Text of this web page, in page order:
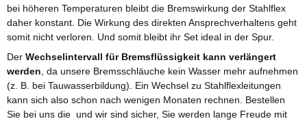
bei höheren Temperaturen bleibt die Bremswirkung der Stahlflex
daher konstant. Die Wirkung des direkten Ansprechverhaltens geht
somit nicht verloren. Und somit bleibt ihr Set ideal in der Spur.
Der Wechselintervall für Bremsflüssigkeit kann verlängert
werden, da unsere Bremsschläuche kein Wasser mehr aufnehmen
(z. B. bei Tauwasserbildung). Ein Wechsel zu Stahlflexleitungen
kann sich also schon nach wenigen Monaten rechnen. Bestellen
Sie bei uns die und wir sind sicher, Sie werden lange Freude mit